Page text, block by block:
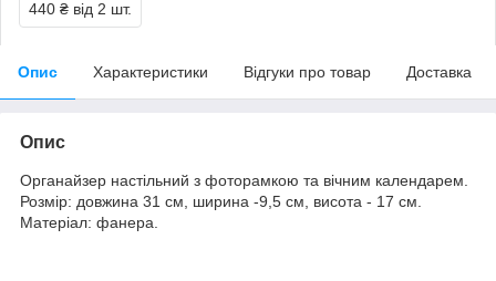
440 ₴ від 2 шт.
Опис Характеристики Відгуки про товар Доставка
Опис
Органайзер настільний з фоторамкою та вічним календарем.
Розмір: довжина 31 см, ширина -9,5 см, висота - 17 см.
Матеріал: фанера.